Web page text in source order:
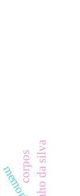
corpos